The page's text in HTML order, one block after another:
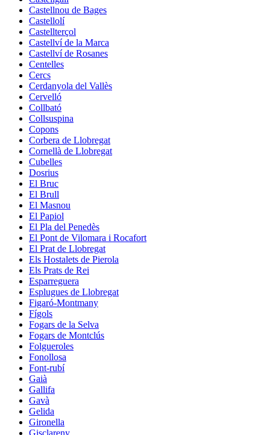
Castellnou de Bages
Castellolí
Castellterçol
Castellví de la Marca
Castellví de Rosanes
Centelles
Cercs
Cerdanyola del Vallès
Cervelló
Collbató
Collsuspina
Copons
Corbera de Llobregat
Cornellà de Llobregat
Cubelles
Dosrius
El Bruc
El Brull
El Masnou
El Papiol
El Pla del Penedès
El Pont de Vilomara i Rocafort
El Prat de Llobregat
Els Hostalets de Pierola
Els Prats de Rei
Esparreguera
Esplugues de Llobregat
Figaró-Montmany
Fígols
Fogars de la Selva
Fogars de Montclús
Folgueroles
Fonollosa
Font-rubí
Gaià
Gallifa
Gavà
Gelida
Gironella
Gisclareny